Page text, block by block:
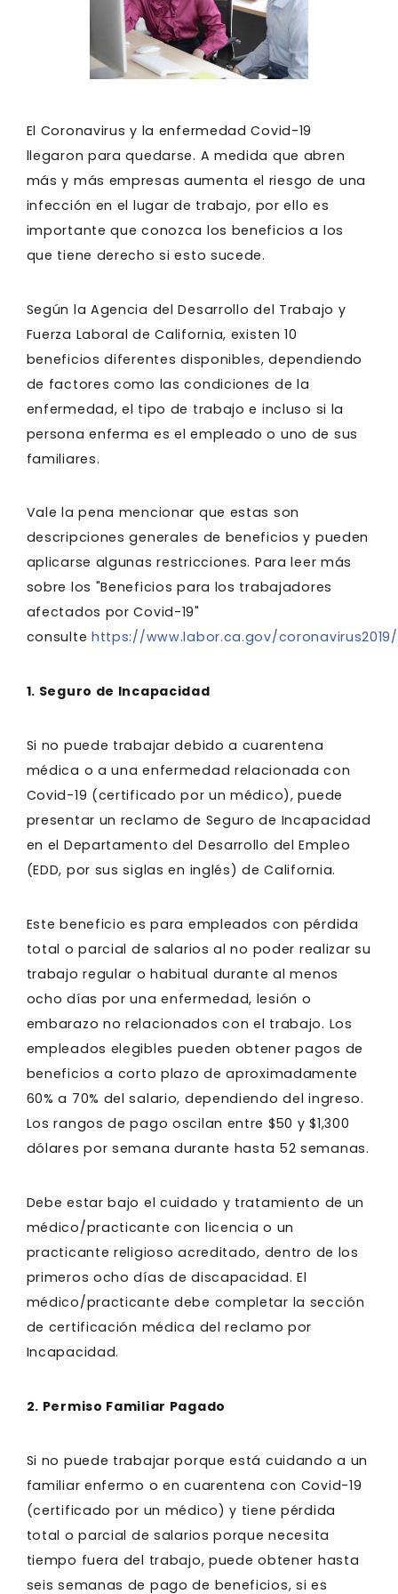
El Coronavirus y la enfermedad Covid-19
llegaron para quedarse. A medida que abren
más y más empresas aumenta el riesgo de una
infección en el lugar de trabajo, por ello es
importante que conozca los beneficios a los
que tiene derecho si esto sucede.
Según la Agencia del Desarrollo del Trabajo y
Fuerza Laboral de California, existen 10
beneficios diferentes disponibles, dependiendo
de factores como las condiciones de la
enfermedad, el tipo de trabajo e incluso si la
persona enferma es el empleado o uno de sus
familiares.
Vale la pena mencionar que estas son
descripciones generales de beneficios y pueden
aplicarse algunas restricciones. Para leer más
sobre los "Beneficios para los trabajadores
afectados por Covid-19"
consulte https://www.labor.ca.gov/coronavirus2019/
1. Seguro de Incapacidad
Si no puede trabajar debido a cuarentena
médica o a una enfermedad relacionada con
Covid-19 (certificado por un médico), puede
presentar un reclamo de Seguro de Incapacidad
en el Departamento del Desarrollo del Empleo
(EDD, por sus siglas en inglés) de California.
Este beneficio es para empleados con pérdida
total o parcial de salarios al no poder realizar su
trabajo regular o habitual durante al menos
ocho días por una enfermedad, lesión o
embarazo no relacionados con el trabajo. Los
empleados elegibles pueden obtener pagos de
beneficios a corto plazo de aproximadamente
60% a 70% del salario, dependiendo del ingreso.
Los rangos de pago oscilan entre $50 y $1,300
dólares por semana durante hasta 52 semanas.
Debe estar bajo el cuidado y tratamiento de un
médico/practicante con licencia o un
practicante religioso acreditado, dentro de los
primeros ocho días de discapacidad. El
médico/practicante debe completar la sección
de certificación médica del reclamo por
Incapacidad.
2. Permiso Familiar Pagado
Si no puede trabajar porque está cuidando a un
familiar enfermo o en cuarentena con Covid-19
(certificado por un médico) y tiene pérdida
total o parcial de salarios porque necesita
tiempo fuera del trabajo, puede obtener hasta
seis semanas de pago de beneficios, si es